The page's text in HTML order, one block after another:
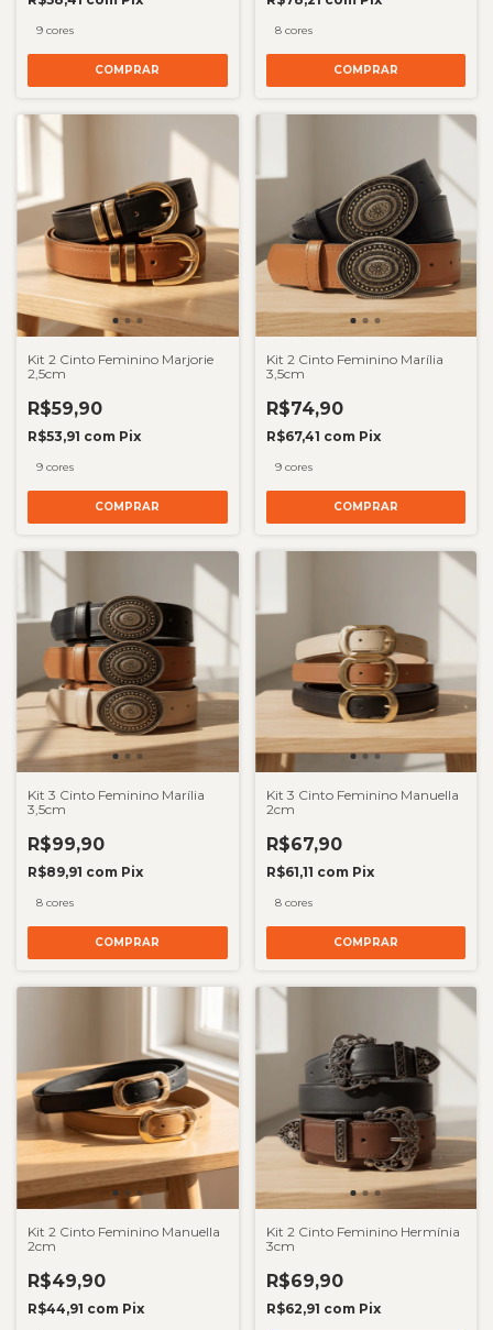
9 cores
COMPRAR
8 cores
COMPRAR
Kit 2 Cinto Feminino Marjorie
2,5cm
R$59,90
R$53,91 com Pix
9 cores
COMPRAR
Kit 2 Cinto Feminino Marília
3,5cm
R$74,90
R$67,41 com Pix
9 cores
COMPRAR
Kit 3 Cinto Feminino Marília
3,5cm
R$99,90
R$89,91 com Pix
8 cores
COMPRAR
Kit 3 Cinto Feminino Manuella
2cm
R$67,90
R$61,11 com Pix
8 cores
COMPRAR
Kit 2 Cinto Feminino Manuella
2cm
R$49,90
R$44,91 com Pix
Kit 2 Cinto Feminino Hermínia
3cm
R$69,90
R$62,91 com Pix